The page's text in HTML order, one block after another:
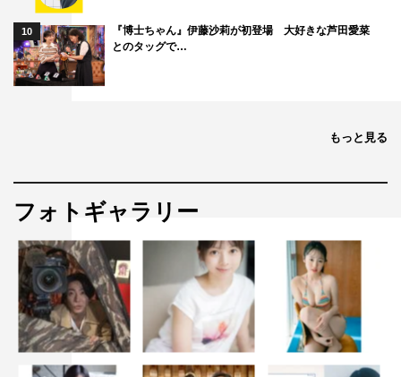
10
『博士ちゃん』伊藤沙莉が初登場 大好きな芦田愛菜
とのタッグで…
もっと見る
フォトギャラリー